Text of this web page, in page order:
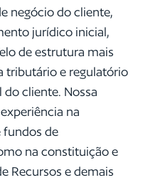
negócio do cliente,
jurídico inicial,
de estrutura mais
tributário e regulatório
cliente. Nossa
na
fundos de
na constituição e
Recursos e demais